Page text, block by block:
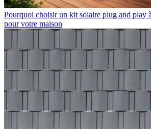
Pourquoi choisir un kit solaire plug and play
pour votre maison